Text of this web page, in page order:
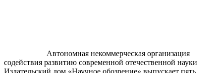
Автономная некоммерческая организация
содействия развитию современной отечественной науки
Издательский дом «Научное обозрение» выпускает пять